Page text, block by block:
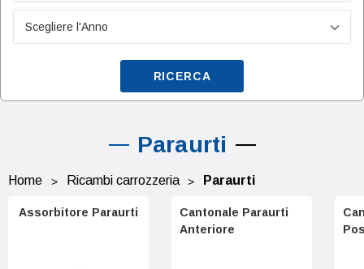
RICERCA
Paraurti
Home Ricambi carrozzeria Paraurti
Assorbitore Paraurti
Cantonale Paraurti
Anteriore